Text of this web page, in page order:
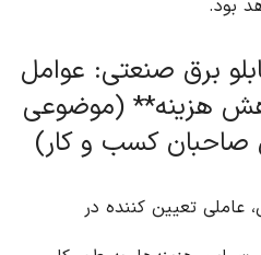
بود.
برق صنعتی: عوامل
هزینه** (موضوعی
صاحبان کسب و کار)
عاملی تعیین کننده در